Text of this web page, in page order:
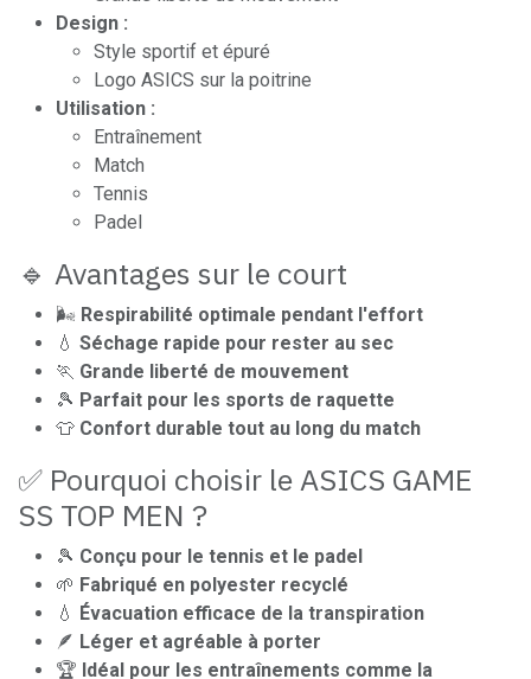
Design :
Style sportif et épuré
Logo ASICS sur la poitrine
Utilisation :
Entraînement
Match
Tennis
Padel
🔹 Avantages sur le court
🌬️ Respirabilité optimale pendant l'effort
💧 Séchage rapide pour rester au sec
🏃 Grande liberté de mouvement
🎾 Parfait pour les sports de raquette
👕 Confort durable tout au long du match
✅ Pourquoi choisir le ASICS GAME
SS TOP MEN ?
🎾 Conçu pour le tennis et le padel
🌱 Fabriqué en polyester recyclé
💧 Évacuation efficace de la transpiration
🪶 Léger et agréable à porter
🏆 Idéal pour les entraînements comme la